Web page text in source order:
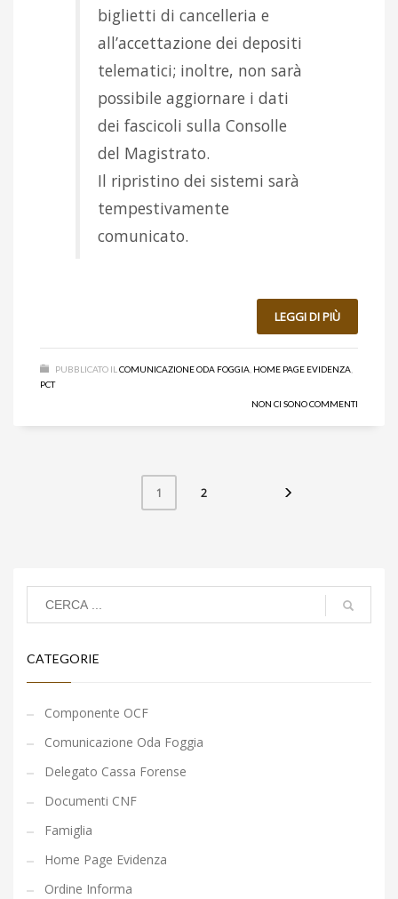
biglietti di cancelleria e
all’accettazione dei depositi
telematici; inoltre, non sarà
possibile aggiornare i dati
dei fascicoli sulla Consolle
del Magistrato.
Il ripristino dei sistemi sarà
tempestivamente
comunicato.
LEGGI DI PIÙ
PUBBLICATO IL COMUNICAZIONE ODA FOGGIA HOME PAGE EVIDENZA
PCT
NON CI SONO COMMENTI
1 2
CATEGORIE
Componente OCF
Comunicazione Oda Foggia
Delegato Cassa Forense
Documenti CNF
Famiglia
Home Page Evidenza
Ordine Informa